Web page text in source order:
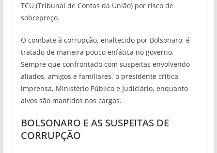
TCU (Tribunal de Contas da União) por risco de
sobrepreço.
O combate à corrupção, enaltecido por Bolsonaro, é
tratado de maneira pouco enfática no governo.
Sempre que confrontado com suspeitas envolvendo
aliados, amigos e familiares, o presidente critica
imprensa, Ministério Público e Judiciário, enquanto
alvos são mantidos nos cargos.
BOLSONARO E AS SUSPEITAS DE
CORRUPÇÃO